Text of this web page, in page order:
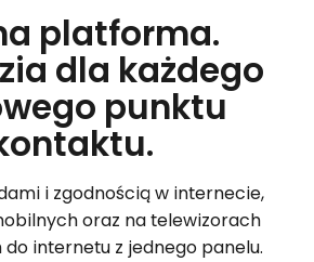
platforma.
dla każdego
punktu
i zgodnością w internecie,
oraz na telewizorach
do internetu z jednego panelu.